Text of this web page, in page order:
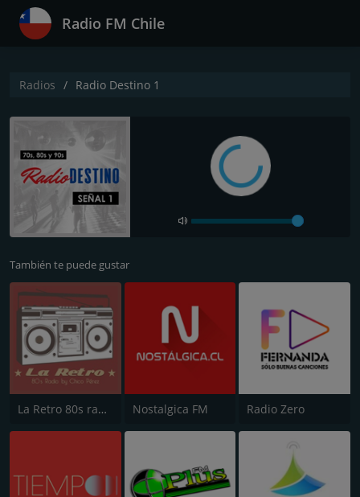
Radio FM Chile
Radios Radio Destino 1
También te puede gustar
La Retro 80s radio Nostalgica FM Radio Zero